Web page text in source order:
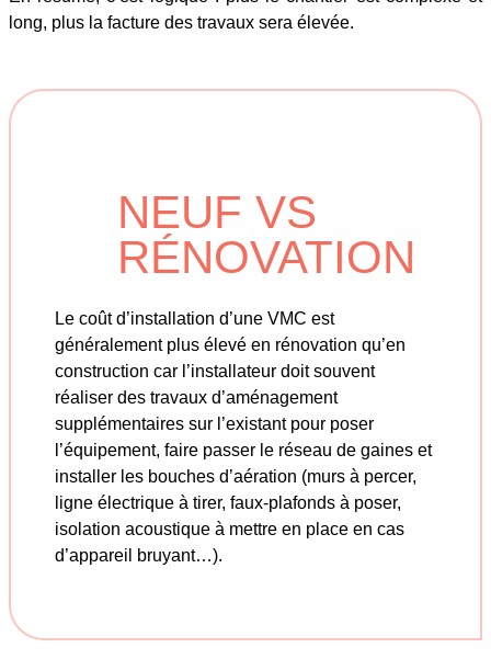
long, plus la facture des travaux sera élevée.
NEUF VS
RÉNOVATION
Le coût d’installation d’une VMC est
généralement plus élevé en rénovation qu’en
construction car l’installateur doit souvent
réaliser des travaux d’aménagement
supplémentaires sur l’existant pour poser
l’équipement, faire passer le réseau de gaines et
installer les bouches d’aération (murs à percer,
ligne électrique à tirer, faux-plafonds à poser,
isolation acoustique à mettre en place en cas
d’appareil bruyant…).